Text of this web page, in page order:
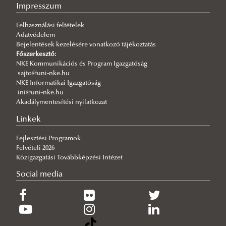
Fordulat jöhet: megszűnhet a hatóság előtti hazugság
2026/07/30
Q-s/D-s pályázati felhívás
2026/07/30
Új esély a továbbtanulásra: válaszd az NKE-t a pótfelvételin!
2026/07/29
A gyermek mindenek felett
2026/07/27
Hamarosan indul a jelentkezés az egyetemi pótfelvételire
Impresszum
Felhasználási feltételek
Adatvédelem
Bejelentések kezelésére vonatkozó tájékoztatás
Főszerkesztő:
NKE Kommunikációs és Program Igazgatóság
sajto@uni-nke.hu
NKE Informatikai Igazgatóság
ini@uni-nke.hu
Akadálymentesítési nyilatkozat
Linkek
Fejlesztési Programok
Felvételi 2026
Közigazgatási Továbbképzési Intézet
Social media